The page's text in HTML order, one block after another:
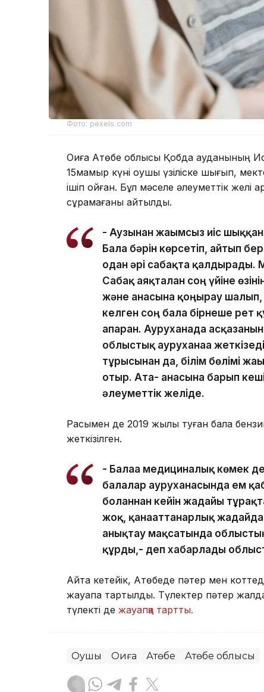
Фото: pexels.com
Оқиға Ақтөбе облысы Қобда ауданының
15мамыр күні оқушы үзіліске шығып,
ішіп қойған. Бұл мәселе әлеуметтік
сұрамағаны айтылды.
- Аузынан жағымсыз иіс
Бала бәрін көрсетіп, айтып
одан әрі сабақта қалдырады.
Сабақ аяқталған соң үйіне
және анасына қоңырау шалып,
келген соң бала бірнеше рет
апарған. Ауруханада
облыстық ауруханаға
тұрғысынан да, білім бөлімі
отыр. Ата- анасына барып
әлеуметтік желіде.
Расымен де 2019 жылы туған бала бензин
жеткізілген.
- Балаға медициналық көмек
балалар ауруханасында ем
болғаннан кейін жағдайы
жоқ, қанағаттанарлық
анықтау мақсатында
құрды,- деп хабарлады
Айта кетейік, Ақтөбеде пәтер мен
жауапқа тартылды. Түлектер пәтер
түлекті де жауапқа тартты.
Оқушы Оқиға Ақтөбе Ақтөбе облысы